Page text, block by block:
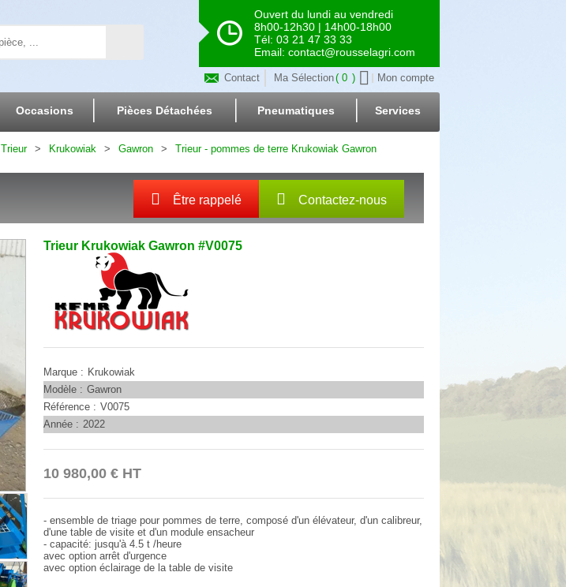
Ouvert du lundi au vendredi
8h00-12h30 | 14h00-18h00
Tél: 03 21 47 33 33
Email: contact@rousselagri.com
Contact Ma Sélection 0 Mon compte
Occasions Pièces Détachées Pneumatiques Services
Trieur Krukowiak Gawron Trieur - pommes de terre Krukowiak Gawron
Être rappelé Contactez-nous
Trieur Krukowiak Gawron #V0075
10 980,00 € HT
- ensemble de triage pour pommes de terre, composé d'un élévateur, d'un calibreur,
d'une table de visite et d'un module ensacheur
- capacité: jusqu'à 4.5 t /heure
avec option arrêt d'urgence
avec option éclairage de la table de visite
Marque
Krukowiak
Modèle
Gawron
Référence
V0075
Année
2022